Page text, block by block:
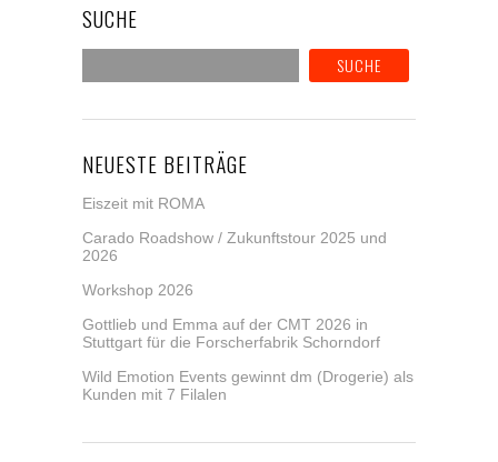
SUCHE
NEUESTE BEITRÄGE
Eiszeit mit ROMA
Carado Roadshow / Zukunftstour 2025 und
2026
Workshop 2026
Gottlieb und Emma auf der CMT 2026 in
Stuttgart für die Forscherfabrik Schorndorf
Wild Emotion Events gewinnt dm (Drogerie) als
Kunden mit 7 Filalen